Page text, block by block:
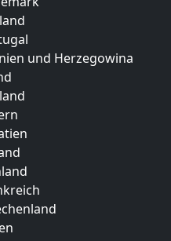
und Herzegowina